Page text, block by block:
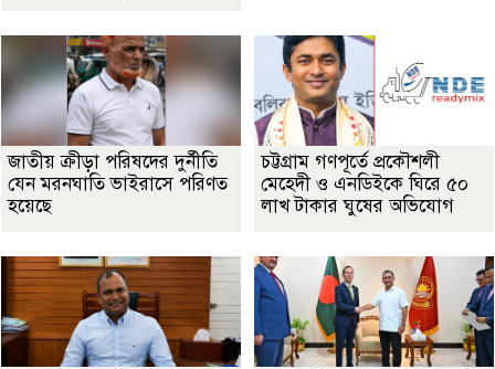
জাতীয় ক্রীড়া পরিষদের দুর্নীতি
যেন মরনঘাতি ভাইরাসে পরিণত
হয়েছে
চট্টগ্রাম গণপূর্তে প্রকৌশলী
মেহেদী ও এনডিইকে ঘিরে ৫০
লাখ টাকার ঘুষের অভিযোগ